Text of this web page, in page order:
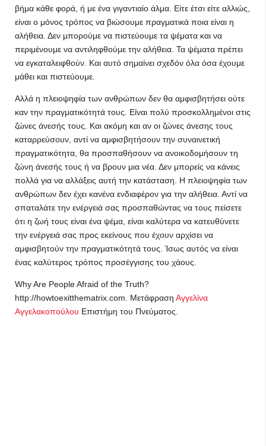
βήμα κάθε φορά, ή με ένα γιγαντιαίο άλμα. Είτε έτσι είτε αλλιώς,
είναι ο μόνος τρόπος να βιώσουμε πραγματικά ποια είναι η
αλήθεια. Δεν μπορούμε να πιστεύουμε τα ψέματα και να
περιμένουμε να αντιληφθούμε την αλήθεια. Τα ψέματα πρέπει
να εγκαταλειφθούν. Και αυτό σημαίνει σχεδόν όλα όσα έχουμε
μάθει και πιστεύουμε.
Αλλά η πλειοψηφία των ανθρώπων δεν θα αμφισβητήσει ούτε
καν την πραγματικότητά τους. Είναι πολύ προσκολλημένοι στις
ζώνες άνεσής τους. Και ακόμη και αν οι ζώνες άνεσης τους
καταρρεύσουν, αντί να αμφισβητήσουν την συναινετική
πραγματικότητα, θα προσπαθήσουν να ανοικοδομήσουν τη
ζώνη άνεσής τους ή να βρουν μια νέα. Δεν μπορείς να κάνεις
πολλά για να αλλάξεις αυτή την κατάσταση. Η πλειοψηφία των
ανθρώπων δεν έχει κανένα ενδιαφέρον για την αλήθεια. Αντί να
σπαταλάτε την ενέργειά σας προσπαθώντας να τους πείσετε
ότι η ζωή τους είναι ένα ψέμα, είναι καλύτερα να κατευθύνετε
την ενέργειά σας προς εκείνους που έχουν αρχίσει να
αμφισβητούν την πραγματικότητά τους. Ίσως αυτός να είναι
ένας καλύτερος τρόπος προσέγγισης του χάους.
Why Are People Afraid of the Truth?
http://howtoexitthematrix.com. Μετάφραση Αγγελίνα
Αγγελακοπούλου Επιστήμη του Πνεύματος.